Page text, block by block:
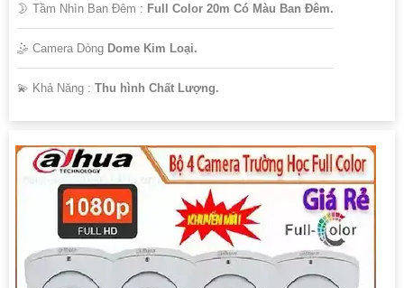
🌛 Tầm Nhìn Ban Đêm : Full Color 20m Có Màu Ban Đêm.
🤹 Camera Dòng Dome Kim Loại.
️💫 Khả Năng : Thu hình Chất Lượng.